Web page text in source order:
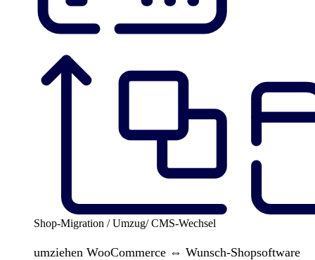
Shop-Migration / Umzug/ CMS-Wechsel
umziehen WooCommerce ⇔ Wunsch-Shopsoftware